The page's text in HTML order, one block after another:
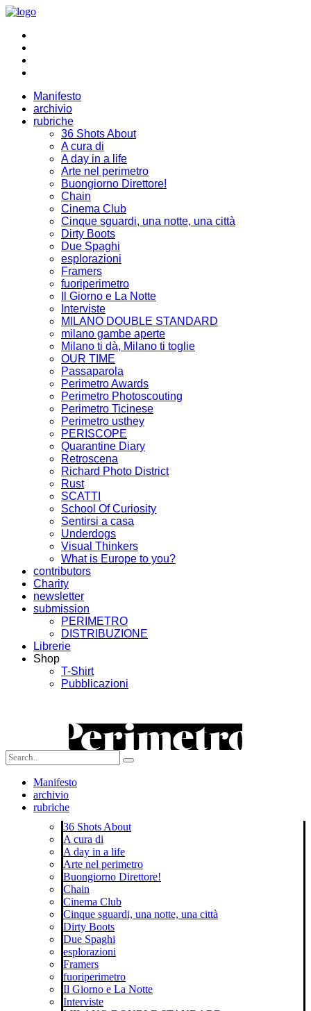
Manifesto
archivio
rubriche
36 Shots About
A cura di
A day in a life
Arte nel perimetro
Buongiorno Direttore!
Chain
Cinema Club
Cinque sguardi, una notte, una città
Dirty Boots
Due Spaghi
esplorazioni
Framers
fuoriperimetro
Il Giorno e La Notte
Interviste
MILANO DOUBLE STANDARD
milano gambe aperte
Milano ti dà, Milano ti toglie
OUR TIME
Passaparola
Perimetro Awards
Perimetro Photoscouting
Perimetro Ticinese
Perimetro usthey
PERISCOPE
Quarantine Diary
Retroscena
Richard Photo District
Rust
SCATTI
School Of Curiosity
Sentirsi a casa
Underdogs
Visual Thinkers
What is Europe to you?
contributors
Charity
newsletter
submission
PERIMETRO
DISTRIBUZIONE
Librerie
Shop
T-Shirt
Pubblicazioni
Manifesto
archivio
rubriche
36 Shots About
A cura di
A day in a life
Arte nel perimetro
Buongiorno Direttore!
Chain
Cinema Club
Cinque sguardi, una notte, una città
Dirty Boots
Due Spaghi
esplorazioni
Framers
fuoriperimetro
Il Giorno e La Notte
Interviste